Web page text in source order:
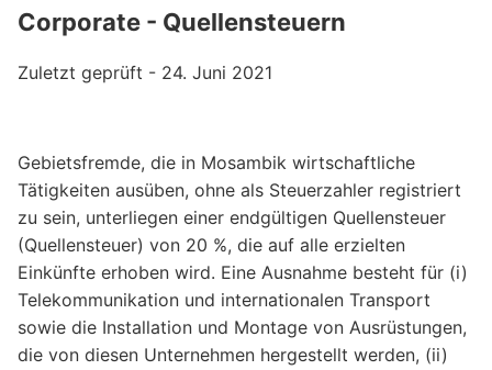
Corporate - Quellensteuern
Zuletzt geprüft - 24. Juni 2021
Gebietsfremde, die in Mosambik wirtschaftliche
Tätigkeiten ausüben, ohne als Steuerzahler registriert
zu sein, unterliegen einer endgültigen Quellensteuer
(Quellensteuer) von 20 %, die auf alle erzielten
Einkünfte erhoben wird. Eine Ausnahme besteht für (i)
Telekommunikation und internationalen Transport
sowie die Installation und Montage von Ausrüstungen,
die von diesen Unternehmen hergestellt werden, (ii)